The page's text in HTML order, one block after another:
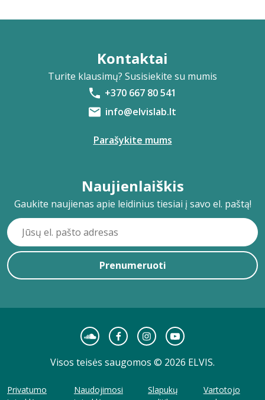
Kontaktai
Turite klausimų? Susisiekite su mumis
+370 667 80 541
info@elvislab.lt
Parašykite mums
Naujienlaiškis
Gaukite naujienas apie leidinius tiesiai į savo el. paštą!
Prenumeruoti
Visos teisės saugomos © 2026 ELVIS.
Privatumo
Naudojimosi
Slapukų
Vartotojo